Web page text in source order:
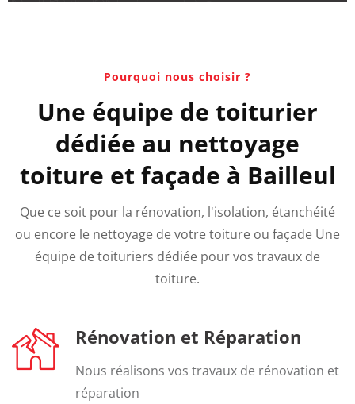
Pourquoi nous choisir ?
Une équipe de toiturier
dédiée au nettoyage
toiture et façade à Bailleul
Que ce soit pour la rénovation, l'isolation, étanchéité
ou encore le nettoyage de votre toiture ou façade Une
équipe de toituriers dédiée pour vos travaux de
toiture.
Rénovation et Réparation
Nous réalisons vos travaux de rénovation et
réparation